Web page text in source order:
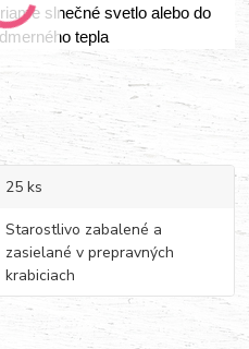
slnečné svetlo alebo do
tepla
25 ks
Starostlivo zabalené a
zasielané v prepravných
krabiciach